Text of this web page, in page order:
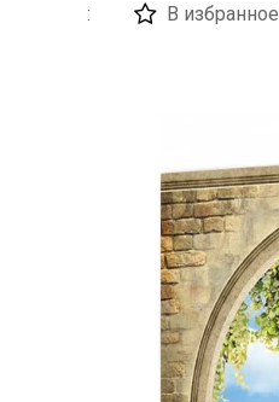
: В избранное